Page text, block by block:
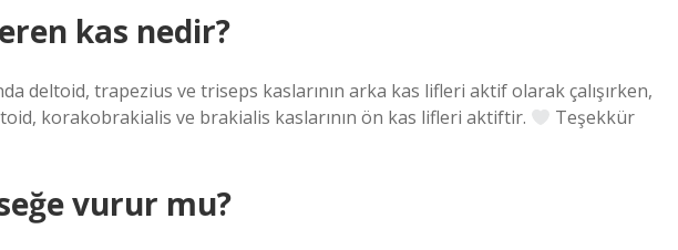
kas nedir?
deltoid, trapezius ve triseps kaslarının arka kas lifleri aktif olarak çalışırken,
korakobrakialis ve brakialis kaslarının ön kas lifleri aktiftir.
Teşekkür
vurur mu?